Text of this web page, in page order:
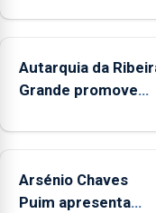
gestão
áreas
marinhas
a
de
alterações
Autarquia da
Grande promove
no Verão"
Arsénio Chaves
Puim apresenta